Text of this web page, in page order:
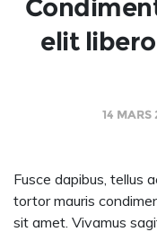
elit
14 MARS
Fusce dapibus, tellus
tortor mauris
sit amet. Vivamus